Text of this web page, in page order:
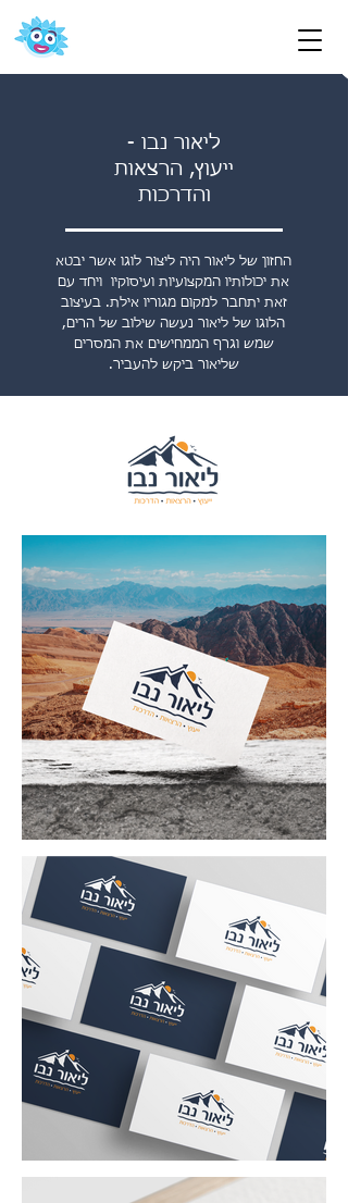
ליאור נבו -
ייעוץ, הרצאות
והדרכות
החזון של ליאור היה ליצור לוגו אשר יבטא
את יכולותיו המקצועיות ועיסוקיו ויחד עם
זאת יתחבר למקום מגוריו אילת. בעיצוב
הלוגו של ליאור נעשה שילוב של הרים,
שמש וגרף הממחישים את המסרים
שליאור ביקש להעביר.